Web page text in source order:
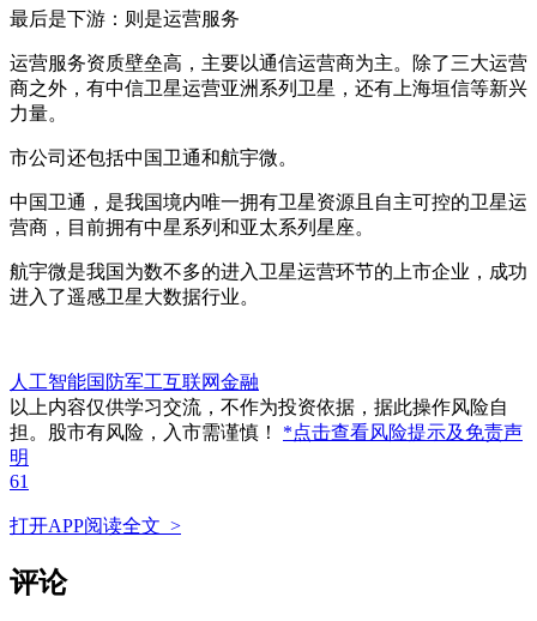
最后是下游：则是运营服务
运营服务资质壁垒高，主要以通信运营商为主。除了三大运营
商之外，有中信卫星运营亚洲系列卫星，还有上海垣信等新兴
力量。
市公司还包括中国卫通和航宇微。
中国卫通，是我国境内唯一拥有卫星资源且自主可控的卫星运
营商，目前拥有中星系列和亚太系列星座。
航宇微是我国为数不多的进入卫星运营环节的上市企业，成功
进入了遥感卫星大数据行业。
人工智能国防军工互联网金融
以上内容仅供学习交流，不作为投资依据，据此操作风险自
担。股市有风险，入市需谨慎！ *点击查看风险提示及免责声
明
61
打开APP阅读全文 >
评论